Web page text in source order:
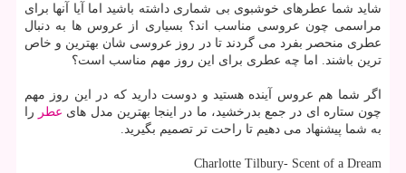
شاید شما عطرهای خوشبوی بی شماری داشته باشید اما آیا آنها برای
مراسمی چون عروسی مناسب اند؟ بسیاری از عروس ها به دنبال
عطری منحصر بفرد می گردند تا در روز عروسی شان بهترین و خاص
ترین باشند. اما چه عطری برای این روز مهم مناسب است؟
اگر شما هم عروس آینده هستید و دوست دارید كه در این روز مهم
چون ستاره ای در جمع بدرخشید، ما در اینجا بهترین مدل های عطر را
به شما پیشنهاد می دهیم تا راحت تر تصمیم بگیرید.
Charlotte Tilbury- Scent of a Dream